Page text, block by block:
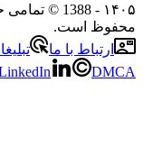
۱۴۰۵
- 1388 ©
محفوظ است.
ارتباط با ما
DMCA